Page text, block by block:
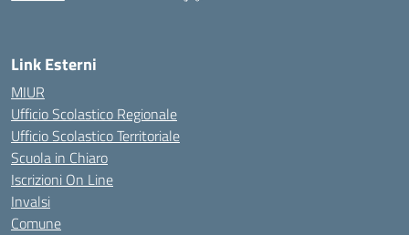
Link Esterni
MIUR
Ufficio Scolastico Regionale
Ufficio Scolastico Territoriale
Scuola in Chiaro
Iscrizioni On Line
Invalsi
Comune